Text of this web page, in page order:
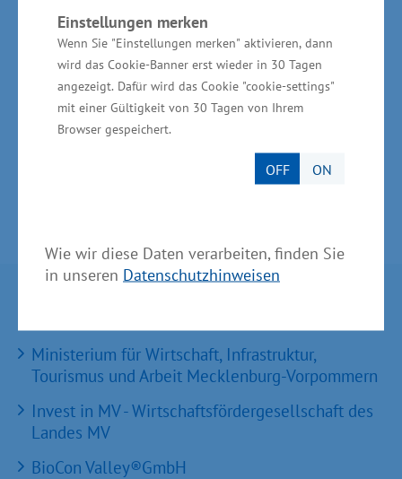
Einstellungen merken
Wenn Sie "Einstellungen merken" aktivieren, dann
wird das Cookie-Banner erst wieder in 30 Tagen
angezeigt. Dafür wird das Cookie "cookie-settings"
mit einer Gültigkeit von 30 Tagen von Ihrem
Browser gespeichert.
OFF ON
Wie wir diese Daten verarbeiten, finden Sie
in unseren Datenschutzhinweisen
Kilometer nordöstlich von Rügen. Die Südküste
Schonens (Schweden) ist etwa 35 km entfernt.
Fischerei (vor allem der Heringsfang) und
Landwirtschaft prägten lange Zeit die
Wirtschaft Bornholms.
Ministerium für Wirtschaft, Infrastruktur,
Tourismus und Arbeit Mecklenburg-Vorpommern
Invest in MV - Wirtschaftsfördergesellschaft des
Landes MV
BioCon Valley®GmbH